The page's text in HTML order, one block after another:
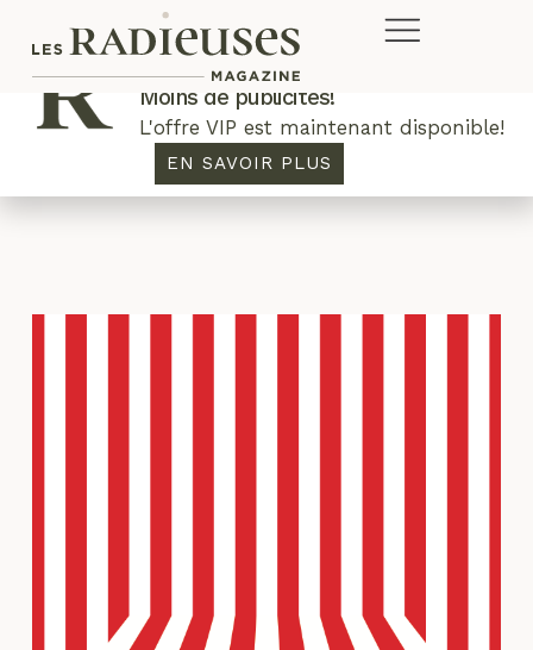
Le Connaisseur
Plus de concours. Plus de rabais.
Moins de publicités!
L'offre VIP est maintenant disponible!
EN SAVOIR PLUS